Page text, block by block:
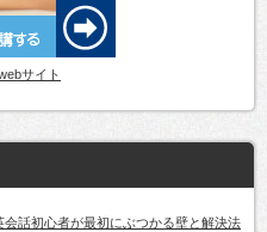
サイト
話初心者が最初にぶつかる壁と解決法